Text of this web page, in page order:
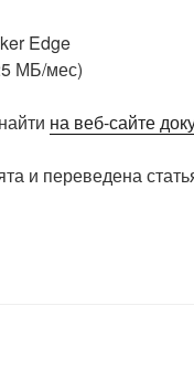
Edge
МБ/мес)
на веб-сайте
и переведена